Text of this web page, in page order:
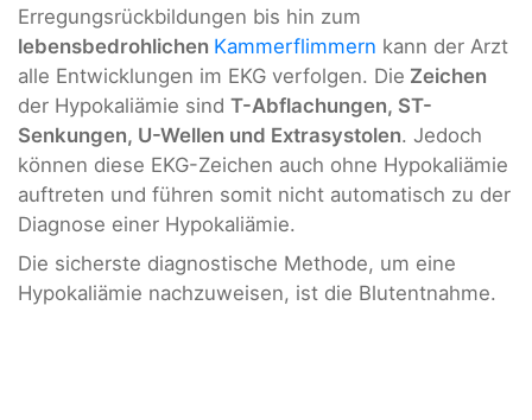
Erregungsrückbildungen bis hin zum
lebensbedrohlichen Kammerflimmern kann der Arzt
alle Entwicklungen im EKG verfolgen. Die Zeichen
der Hypokaliämie sind T-Abflachungen, ST-
Senkungen, U-Wellen und Extrasystolen. Jedoch
können diese EKG-Zeichen auch ohne Hypokaliämie
auftreten und führen somit nicht automatisch zu der
Diagnose einer Hypokaliämie.
Die sicherste diagnostische Methode, um eine
Hypokaliämie nachzuweisen, ist die Blutentnahme.